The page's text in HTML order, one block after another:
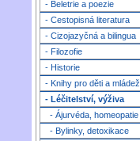
- Beletrie a poezie
- Cestopisná literatura
- Cizojazyčná a bilingua
- Filozofie
- Historie
- Knihy pro děti a mládež
- Léčitelství, výživa
- Ájurvéda, homeopatie
- Bylinky, detoxikace